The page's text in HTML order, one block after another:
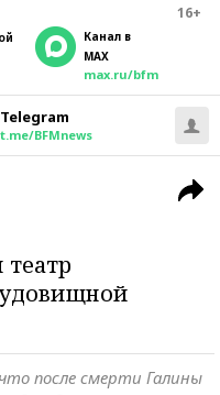
16+
Канал в
MAX
max.ru/bfm
Telegram
t.me/BFMnews
после смерти Галины